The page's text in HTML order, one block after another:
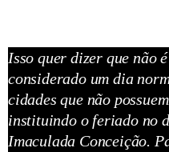
Isso quer dizer que não
considerado um dia
cidades que não
instituindo o feriado no
Imaculada Conceição.